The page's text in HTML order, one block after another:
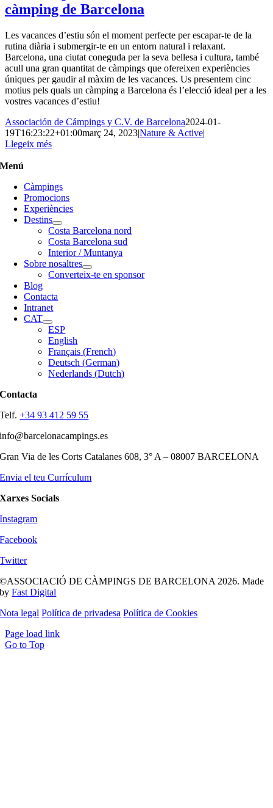
càmping de Barcelona
Les vacances d’estiu són el moment perfecte per escapar-te de la
rutina diària i submergir-te en un entorn natural i relaxant.
Barcelona, una ciutat coneguda per la seva bellesa i cultura, també
acull una gran quantitat de càmpings que ofereixen experiències
úniques per gaudir al màxim de les vacances. Us presentem cinc
motius pels quals un càmping a Barcelona és l’elecció ideal per a les
vostres vacances d’estiu!
Associación de Cámpings y C.V. de Barcelona2024-01-
19T16:23:22+01:00març 24, 2023|Nature & Active|
Llegeix més
Menú
Càmpings
Promocions
Experiències
Destins
Costa Barcelona nord
Costa Barcelona sud
Interior / Muntanya
Sobre nosaltres
Converteix-te en sponsor
Blog
Contacta
Intranet
CAT
ESP
English
Français (French)
Deutsch (German)
Nederlands (Dutch)
Contacta
Telf.+34 93 412 59 55
info@barcelonacampings.es
Gran Via de les Corts Catalanes 608, 3° A – 08007 BARCELONA
Envia el teu Currículum
Xarxes Socials
Instagram
Facebook
Twitter
©ASSOCIACIÓ DE CÀMPINGS DE BARCELONA 2026. Made
byFast Digital
Nota legal Política de privadesa Política de Cookies
Page load link
Go to Top